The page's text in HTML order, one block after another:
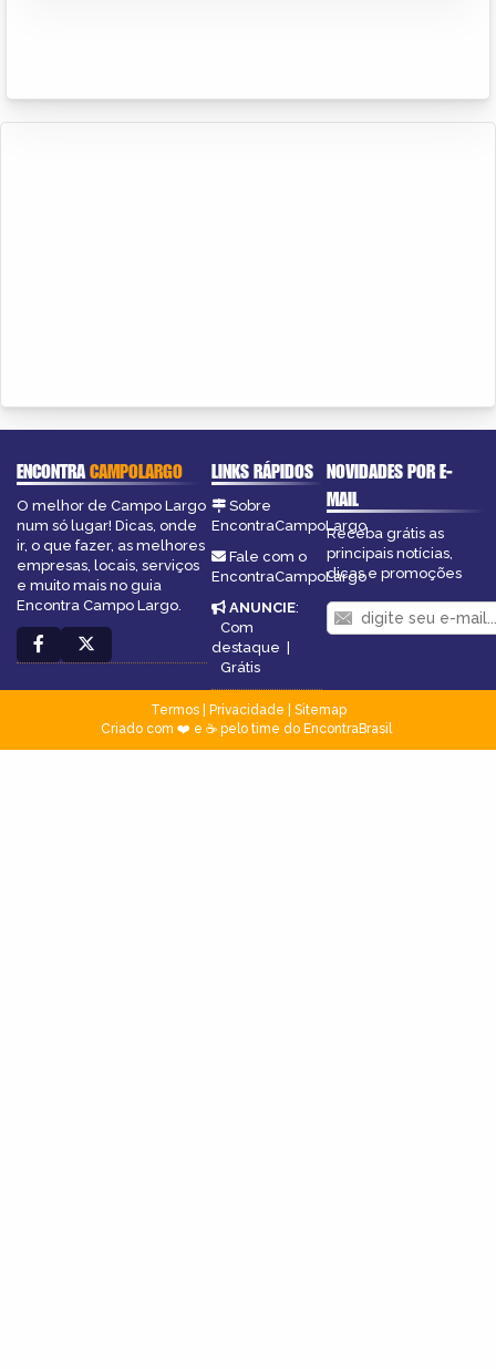
ENCONTRACAMPOLARGO
O melhor de Campo Largo
num só lugar! Dicas, onde
ir, o que fazer, as melhores
empresas, locais, serviços
e muito mais no guia
Encontra Campo Largo.
LINKS RÁPIDOS
Sobre
EncontraCampoLargo
Fale com o
EncontraCampoLargo
ANUNCIE:
Com
destaque |
Grátis
NOVIDADES POR E-
MAIL
Receba grátis as
principais notícias,
dicas e promoções
Termos| Privacidade
Sitemap
Criado com ❤️ e ☕ pelo time do EncontraBrasil